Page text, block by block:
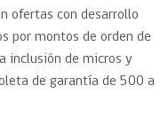
ofertas con desarrollo
por montos de orden de
inclusión de micros y
de garantía de 500 a